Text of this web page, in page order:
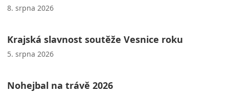
8. srpna 2026
Krajská slavnost soutěže Vesnice roku
5. srpna 2026
Nohejbal na trávě 2026